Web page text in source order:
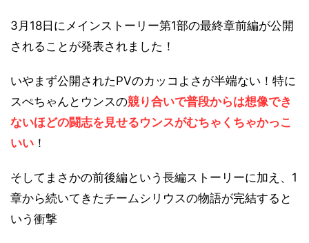
3月18日にメインストーリー第1部の最終章前編が公開
されることが発表されました！
いやまず公開されたPVのカッコよさが半端ない！特に
スぺちゃんとウンスの競り合いで普段からは想像でき
ないほどの闘志を見せるウンスがむちゃくちゃかっこ
いい ！
そしてまさかの前後編という長編ストーリーに加え、1
章から続いてきたチームシリウスの物語が完結すると
いう衝撃